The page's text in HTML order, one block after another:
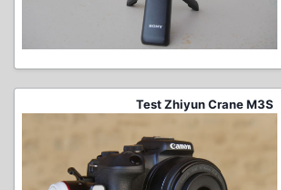
Test Zhiyun Crane M3S